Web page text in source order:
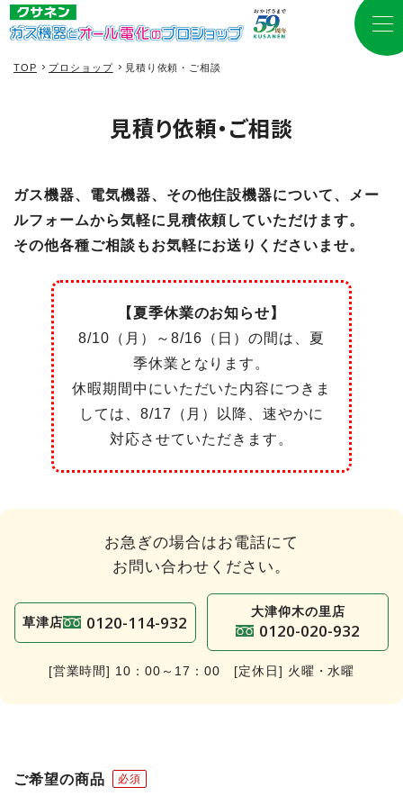
TOP プロショップ 見積り依頼・ご相談
見積り依頼・ご相談
ガス機器、電気機器、その他住設機器について、メー
ルフォームから気軽に見積依頼していただけます。
その他各種ご相談もお気軽にお送りくださいませ。
【夏季休業のお知らせ】
8/10（月）～8/16（日）の間は、夏
季休業となります。
休暇期間中にいただいた内容につきま
しては、8/17（月）以降、速やかに
対応させていただきます。
お急ぎの場合はお電話にて
お問い合わせください。
草津店 0120-114-932
大津仰木の里店
0120-020-932
[営業時間] 10：00～17：00 [定休日] 火曜・水曜
ご希望の商品 必須